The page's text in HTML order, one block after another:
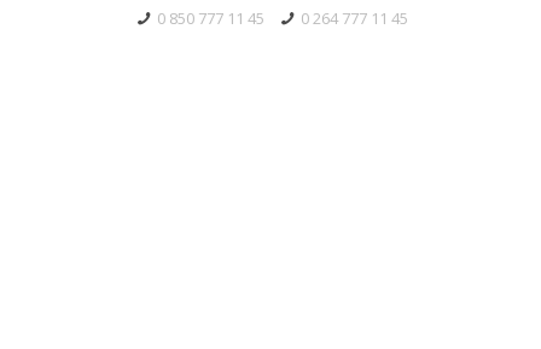
0 850 777 11 45 0 264 777 11 45